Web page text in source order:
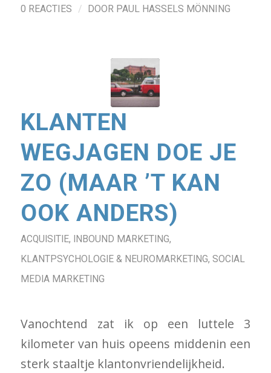
0 REACTIES / DOOR PAUL HASSELS MÖNNING
KLANTEN
WEGJAGEN DOE JE
ZO (MAAR ’T KAN
OOK ANDERS)
ACQUISITIE, INBOUND MARKETING,
KLANTPSYCHOLOGIE & NEUROMARKETING, SOCIAL
MEDIA MARKETING
Vanochtend zat ik op een luttele 3
kilometer van huis opeens middenin een
sterk staaltje klantonvriendelijkheid.